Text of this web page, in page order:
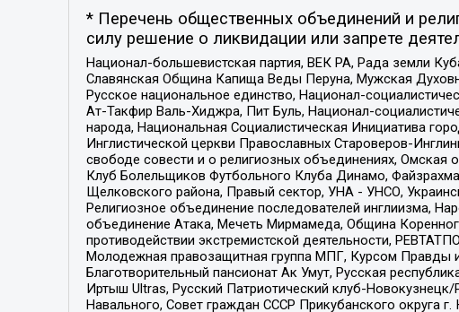
* Перечень общественных объединений и
силу решение о ликвидации или запрете
Национал-большевистская партия, ВЕК РА, Рада земли
Славянская Община Капища Веды Перуна, Мужская
Русское национальное единство, Национал-
Ат-Такфир Валь-Хиджра, Пит Буль, Национал-
народа, Национальная Социалистическая Инициатива
Инглистической церкви Православных Староверов-
свободе совести и о религиозных объединениях, Омская
Клуб Болельщиков Футбольного Клуба Динамо,
Щелковского района, Правый сектор, УНА - УНСО,
Религиозное объединение последователей инглиизма,
объединение Атака, Мечеть Мирмамеда, Община
противодействии экстремистской деятельности,
Молодежная правозащитная группа МПГ, Курсом Правды
Благотворительный пансионат Ак Умут, Русская
Иртыш Ultras, Русский Патриотический клуб-
Навального, Совет граждан СССР Прикубанского округа